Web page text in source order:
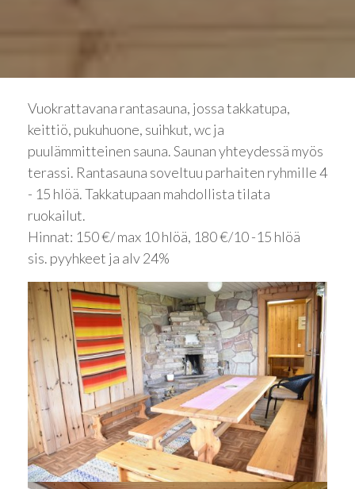
Vuokrattavana rantasauna, jossa takkatupa,
keittiö, pukuhuone, suihkut, wc ja
puulämmitteinen sauna. Saunan yhteydessä myös
terassi. Rantasauna soveltuu parhaiten ryhmille 4
- 15 hlöä. Takkatupaan mahdollista tilata
ruokailut.
Hinnat: 150 €/ max 10 hlöä, 180 €/10 -15 hlöä
sis. pyyhkeet ja alv 24%